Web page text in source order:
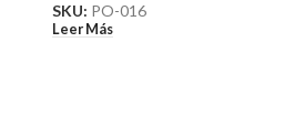
SKU: PO-016
Leer Más